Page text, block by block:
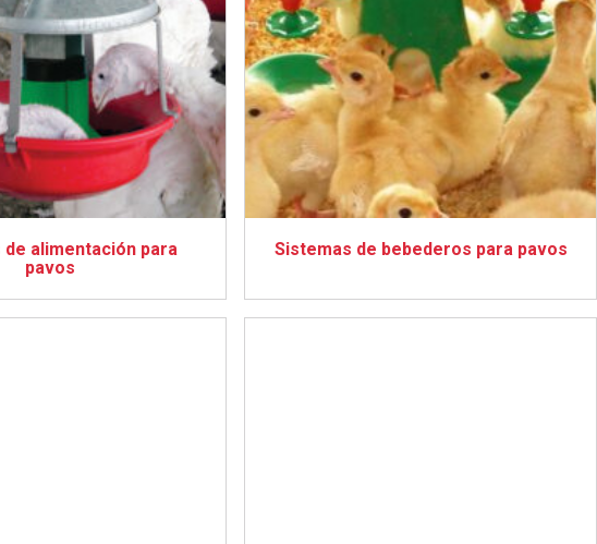
alimentación para
pavos
Sistemas de bebederos para pavos